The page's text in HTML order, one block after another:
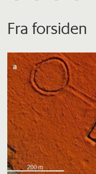
Fra forsiden